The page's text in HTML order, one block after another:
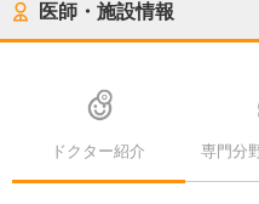
医師・施設情報
ドクター紹介 専門分